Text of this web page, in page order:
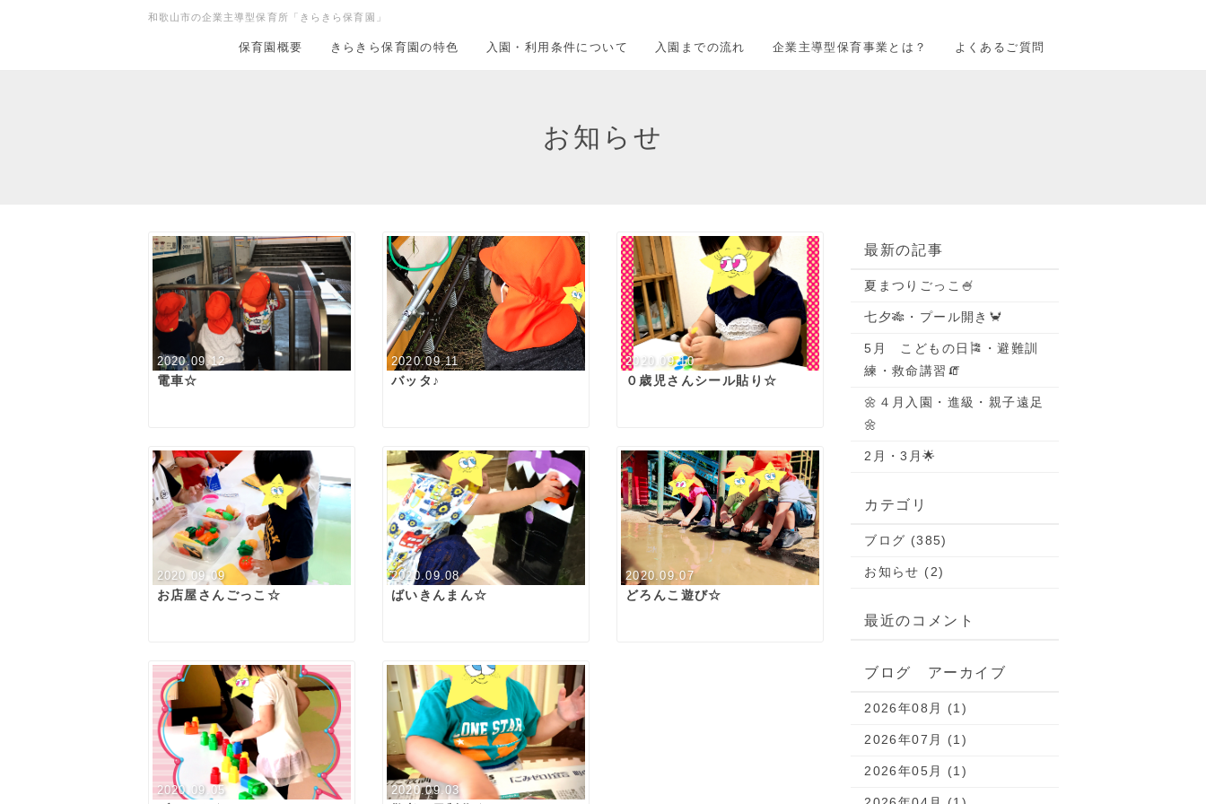
和歌山市の企業主導型保育所「きらきら保育園」
保育園概要 きらきら保育園の特色 入園・利用条件について 入園までの流れ 企業主導型保育事業とは？ よくあるご質問
お知らせ
2020.09.12
電車☆
2020.09.11
バッタ♪
2020.09.10
０歳児さんシール貼り☆
2020.09.09
お店屋さんごっこ☆
2020.09.08
ばいきんまん☆
2020.09.07
どろんこ遊び☆
2020.09.05 2020.09.03
最新の記事
夏まつりごっこ🍧
七夕🎋・プール開き🦀
5月 こどもの日🎏・避難訓
練・救命講習🧯
🌼４月入園・進級・親子遠足
🌼
2月・3月🌟
カテゴリ
ブログ (385)
お知らせ (2)
最近のコメント
ブログ アーカイブ
2026年08月 (1)
2026年07月 (1)
2026年05月 (1)